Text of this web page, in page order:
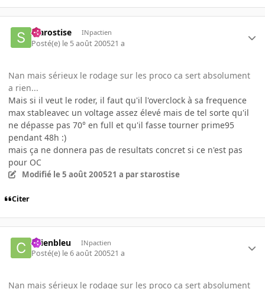
starostise INpactien
Posté(e) le 5 août 200521 a
Nan mais sérieux le rodage sur les proco ca sert absolument
a rien...
Mais si il veut le roder, il faut qu'il l'overclock à sa frequence
max stableavec un voltage assez élevé mais de tel sorte qu'il
ne dépasse pas 70° en full et qu'il fasse tourner prime95
pendant 48h :)
mais ça ne donnera pas de resultats concret si ce n'est pas
pour OC
Modifié le 5 août 200521 a par starostise
Citer
chienbleu INpactien
Posté(e) le 6 août 200521 a
Nan mais sérieux le rodage sur les proco ca sert absolument